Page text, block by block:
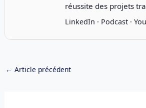
réussite des projets
LinkedIn · Podcast·
← Article précédent